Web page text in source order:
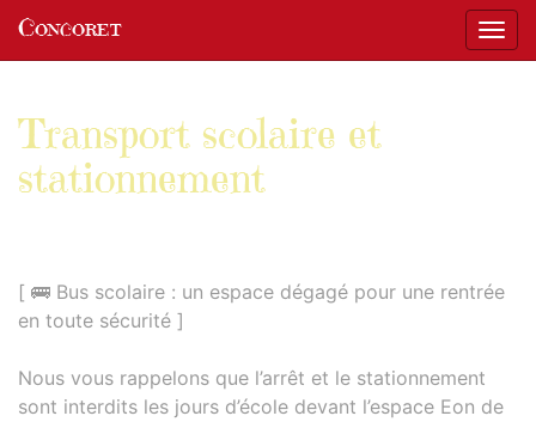
Concoret
Transport scolaire et
stationnement
[ 🚌 Bus scolaire : un espace dégagé pour une rentrée
en toute sécurité ]
Nous vous rappelons que l’arrêt et le stationnement
sont interdits les jours d’école devant l’espace Eon de
Panneau de gestion des cookies